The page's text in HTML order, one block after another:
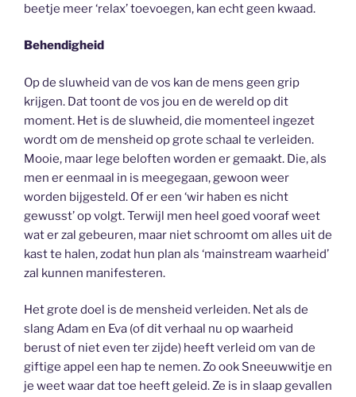
beetje meer ‘relax’ toevoegen, kan echt geen kwaad.
Behendigheid
Op de sluwheid van de vos kan de mens geen grip
krijgen. Dat toont de vos jou en de wereld op dit
moment. Het is de sluwheid, die momenteel ingezet
wordt om de mensheid op grote schaal te verleiden.
Mooie, maar lege beloften worden er gemaakt. Die, als
men er eenmaal in is meegegaan, gewoon weer
worden bijgesteld. Of er een ‘wir haben es nicht
gewusst’ op volgt. Terwijl men heel goed vooraf weet
wat er zal gebeuren, maar niet schroomt om alles uit de
kast te halen, zodat hun plan als ‘mainstream waarheid’
zal kunnen manifesteren.
Het grote doel is de mensheid verleiden. Net als de
slang Adam en Eva (of dit verhaal nu op waarheid
berust of niet even ter zijde) heeft verleid om van de
giftige appel een hap te nemen. Zo ook Sneeuwwitje en
je weet waar dat toe heeft geleid. Ze is in slaap gevallen